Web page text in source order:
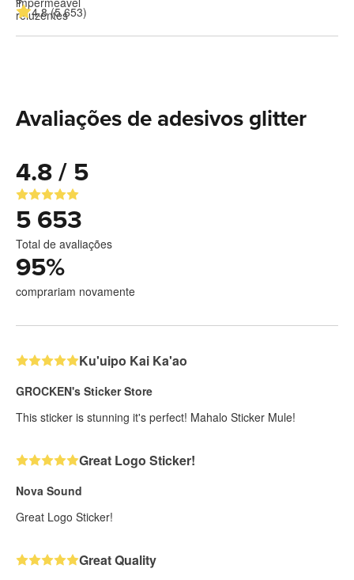
4.8 (5 653)
Avaliações de adesivos glitter
4.8 / 5
5 653
Total de avaliações
95%
comprariam novamente
Ku'uipo Kai Ka'ao
GROCKEN's Sticker Store
This sticker is stunning it's perfect! Mahalo Sticker Mule!
Great Logo Sticker!
Nova Sound
Great Logo Sticker!
Great Quality